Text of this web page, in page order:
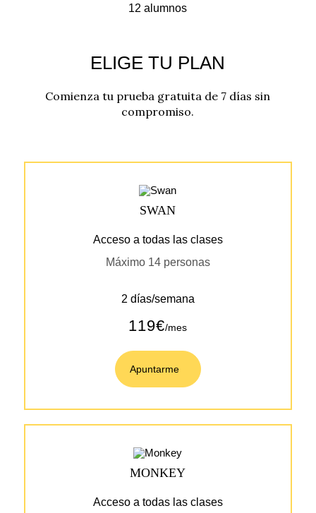
12 alumnos
ELIGE TU PLAN
Comienza tu prueba gratuita de 7 días sin
compromiso.
SWAN
Acceso a todas las clases
Máximo 14 personas
2 días/semana
119€/mes
Apuntarme
MONKEY
Acceso a todas las clases